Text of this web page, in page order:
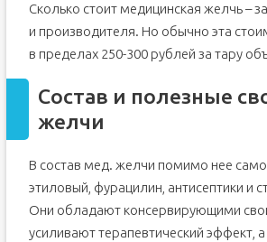
Сколько стоит медицинская желчь –
и производителя. Но обычно эта
в пределах 250-300 рублей за тару
Состав и полезные
желчи
В состав мед. желчи помимо нее
этиловый, фурацилин, антисептики и
Они обладают консервирующими
усиливают терапевтический эффект,